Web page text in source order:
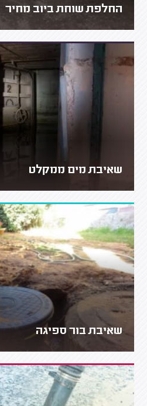
החלפת שוחת ביוב מחיר
שאיבת מים ממקלט
שאיבת בור ספיגה